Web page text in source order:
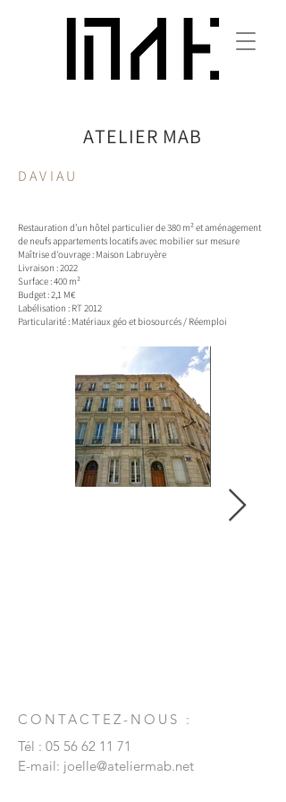
ATELIER MAB
DAVIAU
Restauration d’un hôtel particulier de 380 m² et aménagement
de neufs appartements locatifs avec mobilier sur mesure
Maîtrise d'ouvrage : Maison Labruyère
Livraison : 2022
Surface : 400 m²
Budget : 2,1 M€
Labélisation : RT 2012
Particularité : Matériaux géo et biosourcés / Réemploi
CONTACTEZ-NOUS :
Tél : 05 56 62 11 71
E-mail: joelle@ateliermab.net